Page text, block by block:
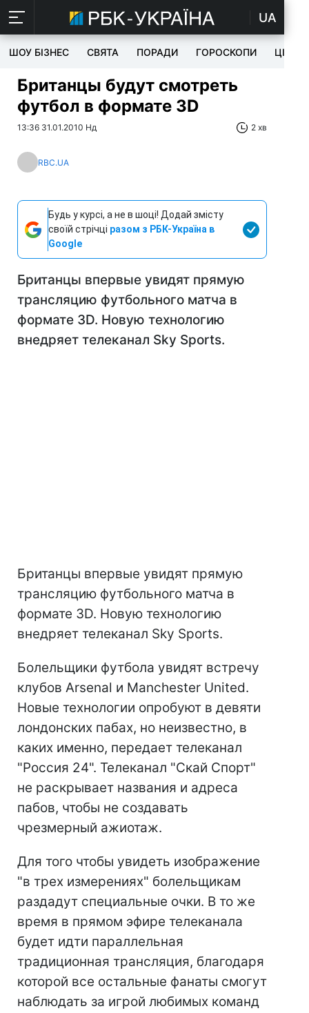
UA
ШОУ БІЗНЕС СВЯТА ПОРАДИ ГОРОСКОПИ ЦІКАВЕ
Британцы будут смотреть
футбол в формате 3D
13:36 31.01.2010 Нд 2 хв
RBC.UA
Будь у курсі, а не в шоці! Додай змісту
своїй стрічці разом з РБК-Україна в
Google
Британцы впервые увидят прямую
трансляцию футбольного матча в
формате 3D. Новую технологию
внедряет телеканал Sky Sports.
Британцы впервые увидят прямую
трансляцию футбольного матча в
формате 3D. Новую технологию
внедряет телеканал Sky Sports.
Болельщики футбола увидят встречу
клубов Arsenal и Manchester United.
Новые технологии опробуют в девяти
лондонских пабах, но неизвестно, в
каких именно, передает телеканал
"Россия 24". Телеканал "Скай Спорт"
не раскрывает названия и адреса
пабов, чтобы не создавать
чрезмерный ажиотаж.
Для того чтобы увидеть изображение
"в трех измерениях" болельщикам
раздадут специальные очки. В то же
время в прямом эфире телеканала
будет идти параллельная
традиционная трансляция, благодаря
которой все остальные фанаты смогут
наблюдать за игрой любимых команд